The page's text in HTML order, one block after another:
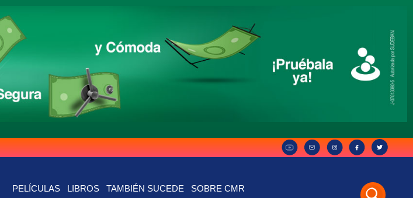
PELÍCULAS LIBROS TAMBIÉN SUCEDE SOBRE CMR